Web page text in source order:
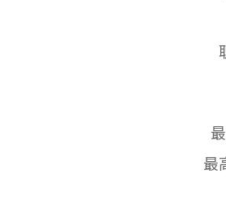
最